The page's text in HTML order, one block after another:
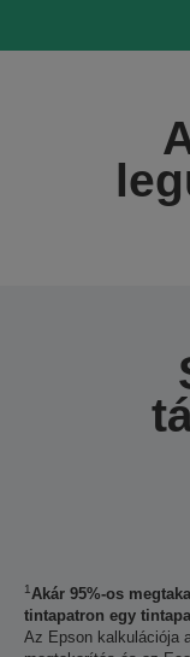
1Akár 95%-os
tintapatron egy
Az Epson kalkulációja